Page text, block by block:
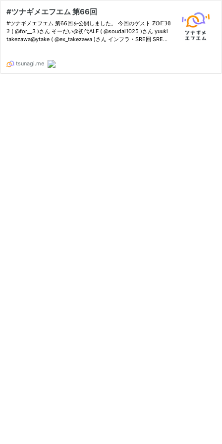
#ツナギメエフエム 第66回
#ツナギメエフエム 第66回を公開しました。 今回のゲスト ℤ𝕆𝔼𝟛𝟘
𝟚 ( @for__3 )さん そーだい@初代ALF ( @soudai1025 )さん yuuki
takezawa@ytake ( @ex_takezawa )さん インフラ・SRE回 SRE…
tsunagi.me